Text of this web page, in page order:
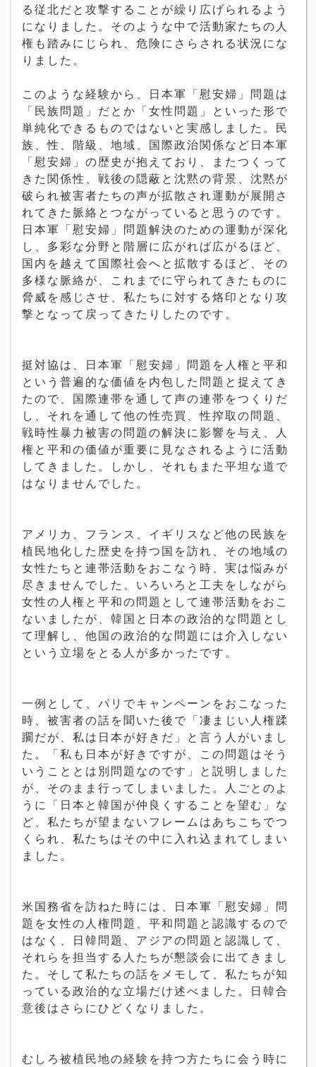
る従北だと攻撃することが繰り広げられるよう
になりました。そのような中で活動家たちの人
権も踏みにじられ、危険にさらされる状況にな
りました。
このような経験から、日本軍「慰安婦」問題は
「民族問題」だとか「女性問題」といった形で
単純化できるものではないと実感しました。民
族、性、階級、地域、国際政治関係など日本軍
「慰安婦」の歴史が抱えており、またつくって
きた関係性、戦後の隠蔽と沈黙の背景、沈黙が
破られ被害者たちの声が拡散され運動が展開さ
れてきた脈絡とつながっていると思うのです。
日本軍「慰安婦」問題解決のための運動が深化
し、多彩な分野と階層に広がれば広がるほど、
国内を越えて国際社会へと拡散するほど、その
多様な脈絡が、これまでに守られてきたものに
脅威を感じさせ、私たちに対する烙印となり攻
撃となって戻ってきたりしたのです。
挺対協は、日本軍「慰安婦」問題を人権と平和
という普遍的な価値を内包した問題と捉えてき
たので、国際連帯を通して声の連帯をつくりだ
し、それを通して他の性売買、性搾取の問題、
戦時性暴力被害の問題の解決に影響を与え、人
権と平和の価値が重要に見なされるように活動
してきました。しかし、それもまた平坦な道で
はなりませんでした。
アメリカ、フランス、イギリスなど他の民族を
植民地化した歴史を持つ国を訪れ、その地域の
女性たちと連帯活動をおこなう時、実は悩みが
尽きませんでした。いろいろと工夫をしながら
女性の人権と平和の問題として連帯活動をおこ
ないましたが、韓国と日本の政治的な問題とし
て理解し、他国の政治的な問題には介入しない
という立場をとる人が多かったです。
一例として、パリでキャンペーンをおこなった
時、被害者の話を聞いた後で「凄まじい人権蹂
躙だが、私は日本が好きだ」と言う人がいまし
た。「私も日本が好きですが、この問題はそう
いうこととは別問題なのです」と説明しました
が、そのまま行ってしまいました。人ごとのよ
うに「日本と韓国が仲良くすることを望む」な
ど、私たちが望まないフレームはあちこちでつ
くられ、私たちはその中に入れ込まれてしまい
ました。
米国務省を訪ねた時には、日本軍「慰安婦」問
題を女性の人権問題、平和問題と認識するので
はなく、日韓問題、アジアの問題と認識して、
それらを担当する人たちが懇談会に出てきまし
た。そして私たちの話をメモして、私たちが知
っている政治的な立場だけ述べました。日韓合
意後はさらにひどくなりました。
むしろ被植民地の経験を持つ方たちに会う時に